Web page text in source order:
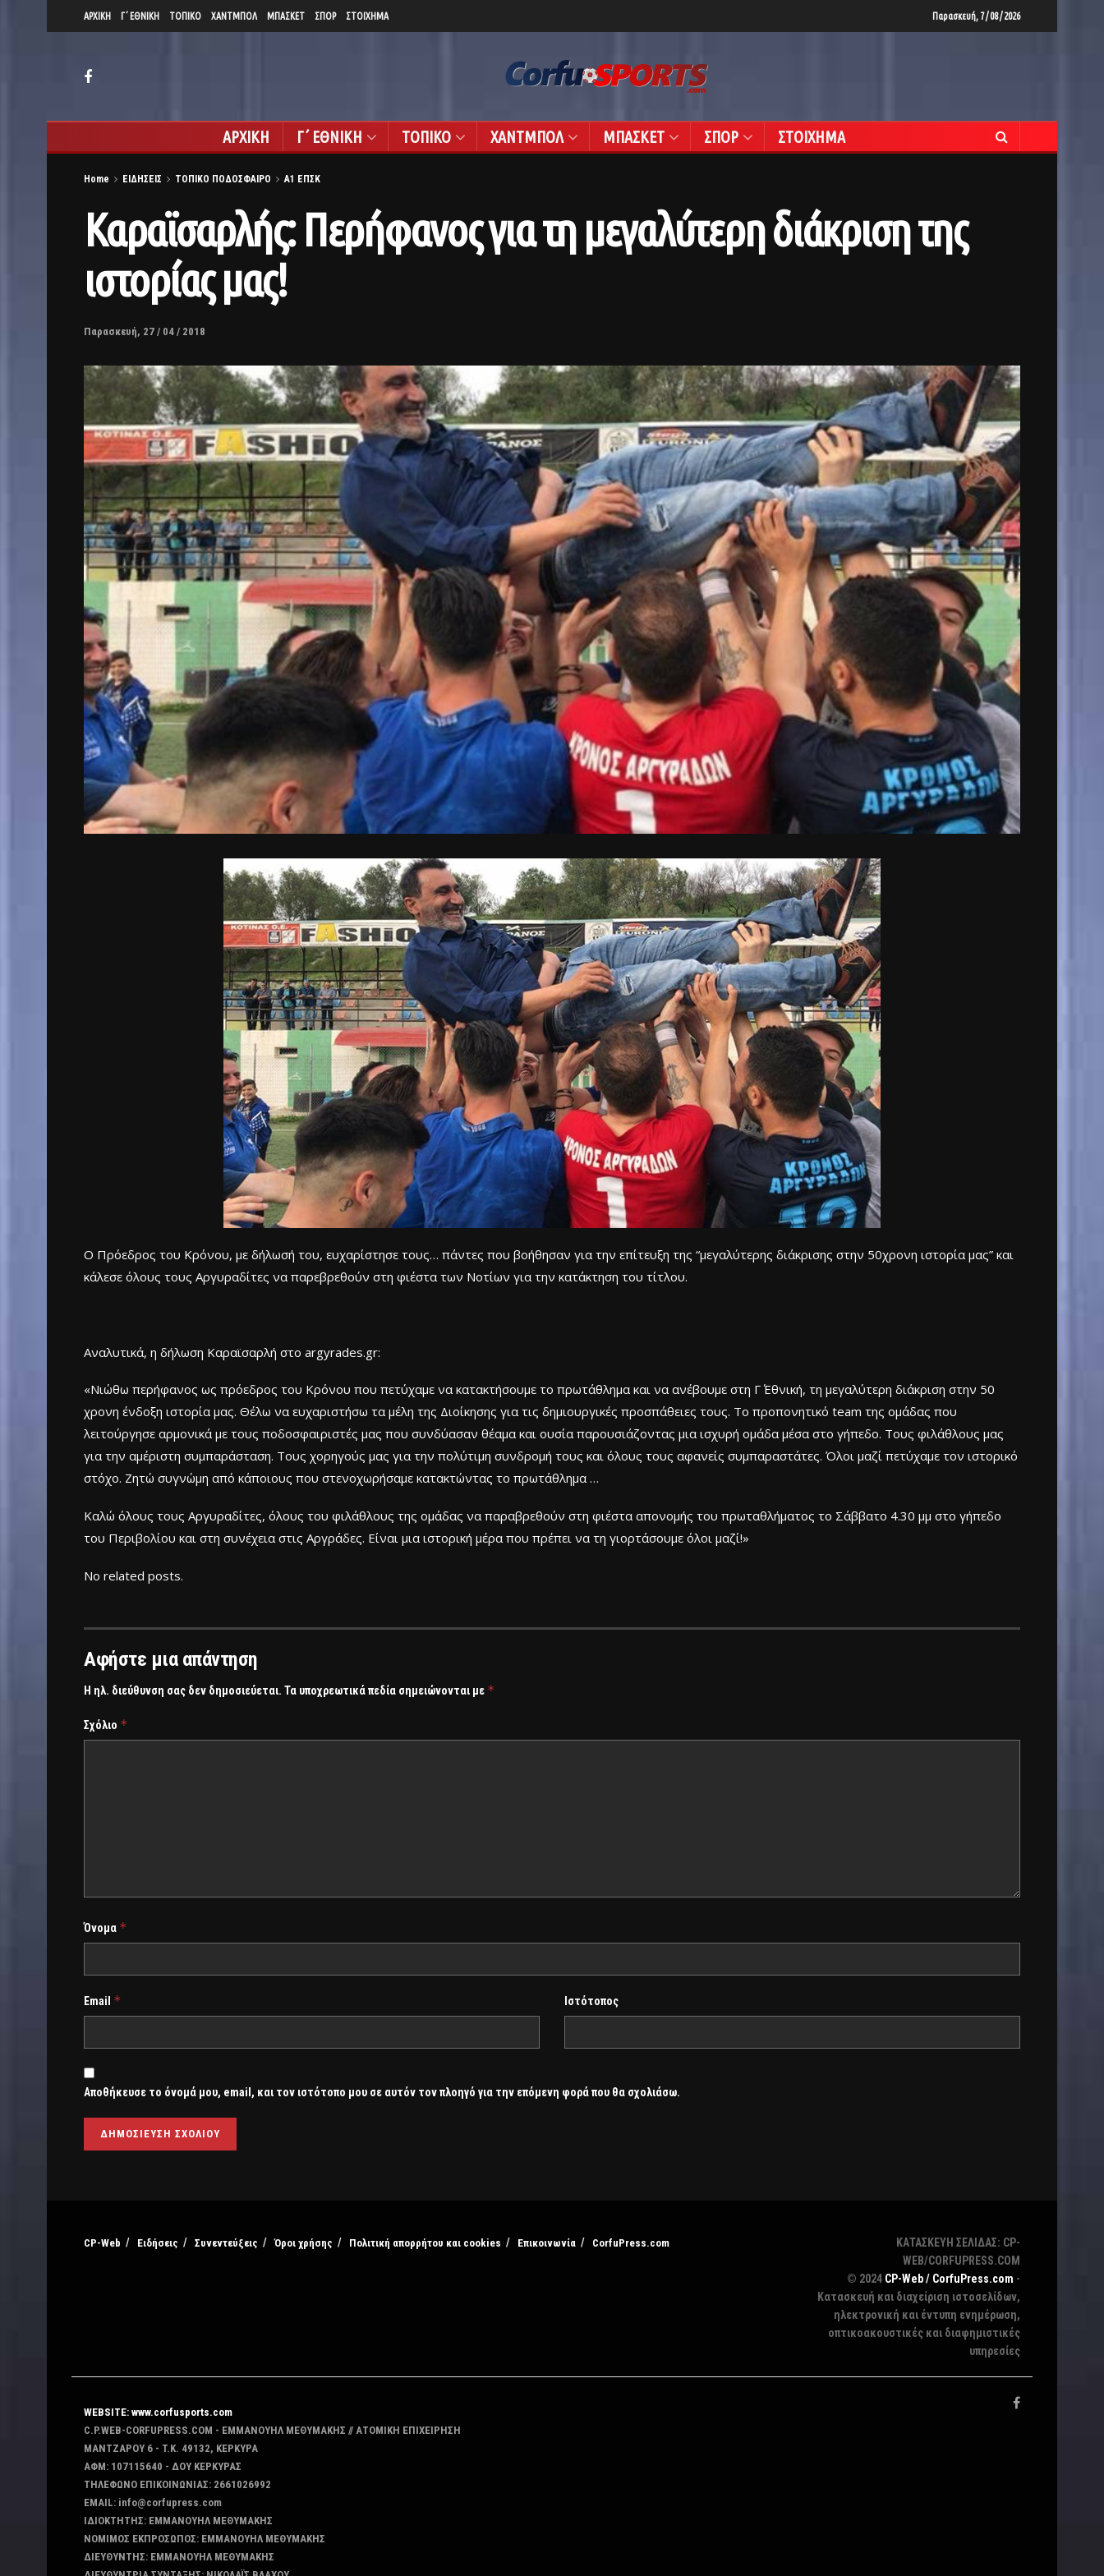
ΑΡΧΙΚΗ Γ΄ ΕΘΝΙΚΗ ΤΟΠΙΚΟ ΧΑΝΤΜΠΟΛ ΜΠΑΣΚΕΤ ΣΠΟΡ ΣΤΟΙΧΗΜΑ Παρασκευή, 7 / 08 / 2026
ΑΡΧΙΚΗ Γ΄ ΕΘΝΙΚΗ ΤΟΠΙΚΟ ΧΑΝΤΜΠΟΛ ΜΠΑΣΚΕΤ ΣΠΟΡ ΣΤΟΙΧΗΜΑ
Home ΕΙΔΗΣΕΙΣ ΤΟΠΙΚΟ ΠΟΔΟΣΦΑΙΡΟ Α1 ΕΠΣΚ
Καραϊσαρλής: Περήφανος για τη μεγαλύτερη διάκριση της
ιστορίας μας!
Παρασκευή, 27 / 04 / 2018
Ο Πρόεδρος του Κρόνου, με δήλωσή του, ευχαρίστησε τους… πάντες που βοήθησαν για την επίτευξη της “μεγαλύτερης διάκρισης στην 50χρονη ιστορία μας” και
κάλεσε όλους τους Αργυραδίτες να παρεβρεθούν στη φιέστα των Νοτίων για την κατάκτηση του τίτλου.
Αναλυτικά, η δήλωση Καραϊσαρλή στο argyrades.gr:
«Νιώθω περήφανος ως πρόεδρος του Κρόνου που πετύχαμε να κατακτήσουμε το πρωτάθλημα και να ανέβουμε στη Γ΄ Εθνική, τη μεγαλύτερη διάκριση στην 50
χρονη ένδοξη ιστορία μας. Θέλω να ευχαριστήσω τα μέλη της Διοίκησης για τις δημιουργικές προσπάθειες τους. Το προπονητικό team της ομάδας που
λειτούργησε αρμονικά με τους ποδοσφαιριστές μας που συνδύασαν θέαμα και ουσία παρουσιάζοντας μια ισχυρή ομάδα μέσα στο γήπεδο. Τους φιλάθλους μας
για την αμέριστη συμπαράσταση. Τους χορηγούς μας για την πολύτιμη συνδρομή τους και όλους τους αφανείς συμπαραστάτες. Όλοι μαζί πετύχαμε τον ιστορικό
στόχο. Ζητώ συγνώμη από κάποιους που στενοχωρήσαμε κατακτώντας το πρωτάθλημα …
Καλώ όλους τους Αργυραδίτες, όλους του φιλάθλους της ομάδας να παραβρεθούν στη φιέστα απονομής του πρωταθλήματος το Σάββατο 4.30 μμ στο γήπεδο
του Περιβολίου και στη συνέχεια στις Αργράδες. Είναι μια ιστορική μέρα που πρέπει να τη γιορτάσουμε όλοι μαζί!»
No related posts.
Αφήστε μια απάντηση
Η ηλ. διεύθυνση σας δεν δημοσιεύεται. Τα υποχρεωτικά πεδία σημειώνονται με *
Σχόλιο *
Όνομα *
Email * Ιστότοπος
Αποθήκευσε το όνομά μου, email, και τον ιστότοπο μου σε αυτόν τον πλοηγό για την επόμενη φορά που θα σχολιάσω.
CP-Web Ειδήσεις Συνεντεύξεις Όροι χρήσης Πολιτική απορρήτου και cookies Επικοινωνία CorfuPress.com
ΚΑΤΑΣΚΕΥΗ ΣΕΛΙΔΑΣ: CP-
WEB/CORFUPRESS.COM
© 2024 CP-Web / CorfuPress.com -
Κατασκευή και διαχείριση ιστοσελίδων,
ηλεκτρονική και έντυπη ενημέρωση,
οπτικοακουστικές και διαφημιστικές
υπηρεσίες
WEBSITE: www.corfusports.com
C.P.WEB-CORFUPRESS.COM - ΕΜΜΑΝΟΥΗΛ ΜΕΘΥΜΑΚΗΣ // ΑΤΟΜΙΚΗ ΕΠΙΧΕΙΡΗΣΗ
MANTZAΡΟΥ 6 - T.K. 49132, ΚΕΡΚΥΡΑ
ΑΦΜ: 107115640 - ΔΟΥ ΚΕΡΚΥΡΑΣ
ΤΗΛΕΦΩΝΟ ΕΠΙΚΟΙΝΩΝΙΑΣ: 2661026992
EMAIL: info@corfupress.com
ΙΔΙΟΚΤΗΤΗΣ: EMMANOYΗΛ ΜΕΘΥΜΑΚΗΣ
ΝΟΜΙΜΟΣ ΕΚΠΡΟΣΩΠΟΣ: EMMANOYΗΛ ΜΕΘΥΜΑΚΗΣ
ΔΙΕΥΘΥΝΤΗΣ: EMMANOYΗΛ ΜΕΘΥΜΑΚΗΣ